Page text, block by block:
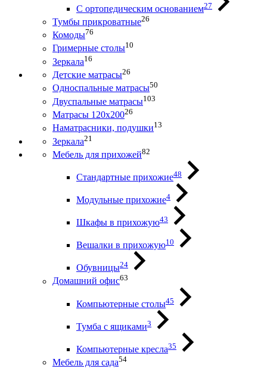
С ортопедическим основанием27
Тумбы прикроватные26
Комоды76
Гримерные столы10
Зеркала16
Детские матрасы26
Односпальные матрасы50
Двуспальные матрасы103
Матрасы 120х20026
Наматрасники, подушки13
Зеркала21
Мебель для прихожей82
Стандартные прихожие48
Модульные прихожие4
Шкафы в прихожую43
Вешалки в прихожую10
Обувницы24
Домашний офис63
Компьютерные столы45
Тумба с ящиками3
Компьютерные кресла35
Мебель для сада54